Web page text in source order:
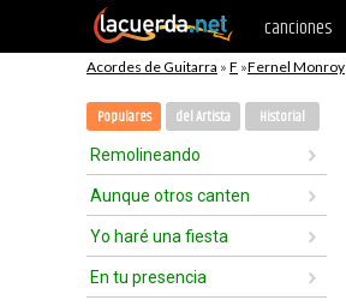
canciones
Acordes de Guitarra » F »Fernel Monroy
Populares del Artista Historial
Remolineando
Aunque otros canten
Yo haré una fiesta
En tu presencia